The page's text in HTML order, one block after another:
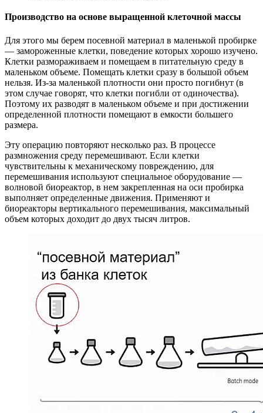
Производство на основе выращенной клеточной массы
Для этого мы берем посевной материал в маленькой пробирке
— замороженные клетки, поведение которых хорошо изучено.
Клетки размораживаем и помещаем в питательную среду в
маленьком объеме. Помещать клетки сразу в большой объем
нельзя. Из-за маленькой плотности они просто погибнут (в
этом случае говорят, что клетки погибли от одиночества).
Поэтому их разводят в маленьком объеме и при достижении
определенной плотности помещают в емкости большего
размера.
Эту операцию повторяют несколько раз. В процессе
размножения среду перемешивают. Если клетки
чувствительны к механическому повреждению, для
перемешивания используют специальное оборудование —
волновой биореактор, в нем закрепленная на оси пробирка
выполняет определенные движения. Применяют и
биореакторы вертикального перемешивания, максимальный
объем которых доходит до двух тысяч литров.